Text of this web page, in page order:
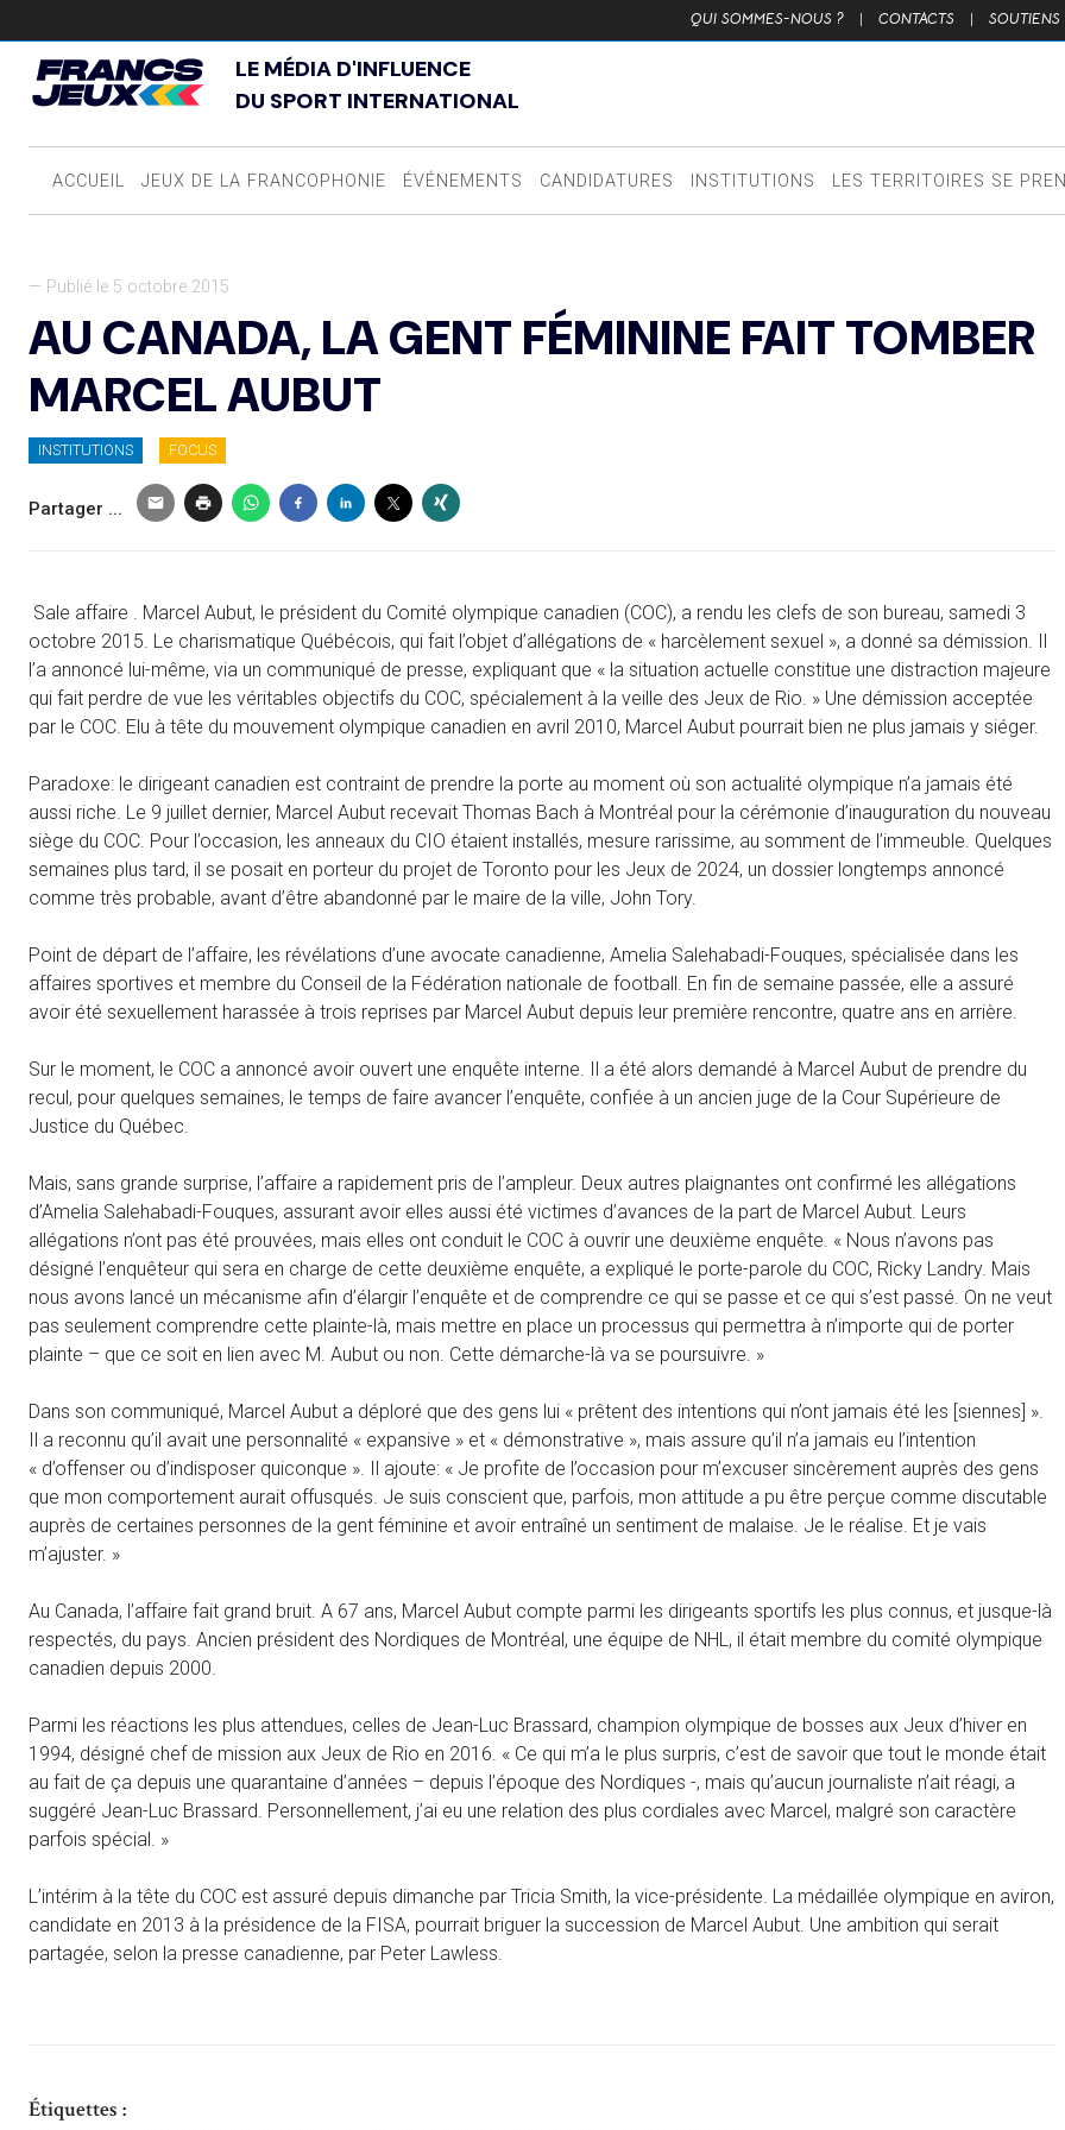
QUI SOMMES-NOUS ? | CONTACTS | SOUTIENS
LE MÉDIA D'INFLUENCE
DU SPORT INTERNATIONAL
ACCUEIL JEUX DE LA FRANCOPHONIE ÉVÉNEMENTS CANDIDATURES INSTITUTIONS LES TERRITOIRES SE
— Publié le 5 octobre 2015
AU CANADA, LA GENT FÉMININE FAIT TOMBER
MARCEL AUBUT
INSTITUTIONS FOCUS
Partager ...
Sale affaire . Marcel Aubut, le président du Comité olympique canadien (COC), a rendu les clefs de son bureau, samedi 3
octobre 2015. Le charismatique Québécois, qui fait l’objet d’allégations de « harcèlement sexuel », a donné sa démission. Il
l’a annoncé lui-même, via un communiqué de presse, expliquant que « la situation actuelle constitue une distraction majeure
qui fait perdre de vue les véritables objectifs du COC, spécialement à la veille des Jeux de Rio. » Une démission acceptée
par le COC. Elu à tête du mouvement olympique canadien en avril 2010, Marcel Aubut pourrait bien ne plus jamais y siéger.
Paradoxe: le dirigeant canadien est contraint de prendre la porte au moment où son actualité olympique n’a jamais été
aussi riche. Le 9 juillet dernier, Marcel Aubut recevait Thomas Bach à Montréal pour la cérémonie d’inauguration du nouveau
siège du COC. Pour l’occasion, les anneaux du CIO étaient installés, mesure rarissime, au somment de l’immeuble. Quelques
semaines plus tard, il se posait en porteur du projet de Toronto pour les Jeux de 2024, un dossier longtemps annoncé
comme très probable, avant d’être abandonné par le maire de la ville, John Tory.
Point de départ de l’affaire, les révélations d’une avocate canadienne, Amelia Salehabadi-Fouques, spécialisée dans les
affaires sportives et membre du Conseil de la Fédération nationale de football. En fin de semaine passée, elle a assuré
avoir été sexuellement harassée à trois reprises par Marcel Aubut depuis leur première rencontre, quatre ans en arrière.
Sur le moment, le COC a annoncé avoir ouvert une enquête interne. Il a été alors demandé à Marcel Aubut de prendre du
recul, pour quelques semaines, le temps de faire avancer l’enquête, confiée à un ancien juge de la Cour Supérieure de
Justice du Québec.
Mais, sans grande surprise, l’affaire a rapidement pris de l’ampleur. Deux autres plaignantes ont confirmé les allégations
d’Amelia Salehabadi-Fouques, assurant avoir elles aussi été victimes d’avances de la part de Marcel Aubut. Leurs
allégations n’ont pas été prouvées, mais elles ont conduit le COC à ouvrir une deuxième enquête. « Nous n’avons pas
désigné l’enquêteur qui sera en charge de cette deuxième enquête, a expliqué le porte-parole du COC, Ricky Landry. Mais
nous avons lancé un mécanisme afin d’élargir l’enquête et de comprendre ce qui se passe et ce qui s’est passé. On ne veut
pas seulement comprendre cette plainte-là, mais mettre en place un processus qui permettra à n’importe qui de porter
plainte – que ce soit en lien avec M. Aubut ou non. Cette démarche-là va se poursuivre. »
Dans son communiqué, Marcel Aubut a déploré que des gens lui « prêtent des intentions qui n’ont jamais été les [siennes] ».
Il a reconnu qu’il avait une personnalité « expansive » et « démonstrative », mais assure qu’il n’a jamais eu l’intention
« d’offenser ou d’indisposer quiconque ». Il ajoute: « Je profite de l’occasion pour m’excuser sincèrement auprès des gens
que mon comportement aurait offusqués. Je suis conscient que, parfois, mon attitude a pu être perçue comme discutable
auprès de certaines personnes de la gent féminine et avoir entraîné un sentiment de malaise. Je le réalise. Et je vais
m’ajuster. »
Au Canada, l’affaire fait grand bruit. A 67 ans, Marcel Aubut compte parmi les dirigeants sportifs les plus connus, et jusque-là
respectés, du pays. Ancien président des Nordiques de Montréal, une équipe de NHL, il était membre du comité olympique
canadien depuis 2000.
Parmi les réactions les plus attendues, celles de Jean-Luc Brassard, champion olympique de bosses aux Jeux d’hiver en
1994, désigné chef de mission aux Jeux de Rio en 2016. « Ce qui m’a le plus surpris, c’est de savoir que tout le monde était
au fait de ça depuis une quarantaine d’années – depuis l’époque des Nordiques -, mais qu’aucun journaliste n’ait réagi, a
suggéré Jean-Luc Brassard. Personnellement, j’ai eu une relation des plus cordiales avec Marcel, malgré son caractère
parfois spécial. »
L’intérim à la tête du COC est assuré depuis dimanche par Tricia Smith, la vice-présidente. La médaillée olympique en aviron,
candidate en 2013 à la présidence de la FISA, pourrait briguer la succession de Marcel Aubut. Une ambition qui serait
partagée, selon la presse canadienne, par Peter Lawless.
Étiquettes :